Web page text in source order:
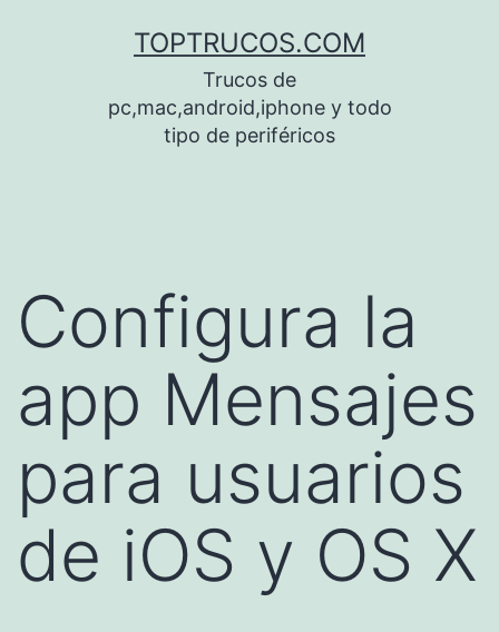
TOPTRUCOS.COM
Trucos de
pc,mac,android,iphone y todo
tipo de periféricos
Configura la
app Mensajes
para usuarios
de iOS y OS X